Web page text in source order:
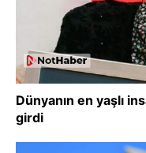
Dünyanın en yaşlı
girdi